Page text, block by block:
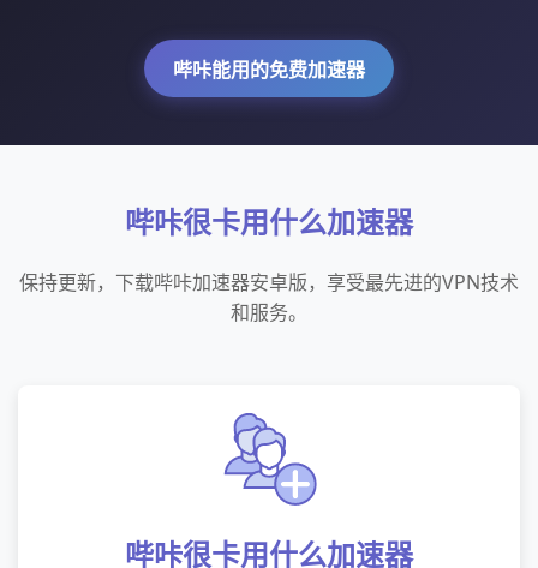
哔咔能用的免费加速器
哔咔很卡用什么加速器
保持更新，下载哔咔加速器安卓版，享受最先进的VPN技术
和服务。
哔咔很卡用什么加速器